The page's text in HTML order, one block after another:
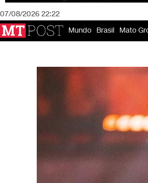
07/08/2026 22:22
Mundo Brasil Mato